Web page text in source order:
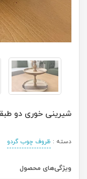
شیرینی خوری دو
دسته : ظروف چوب گردو
ویژگی‌های محصول